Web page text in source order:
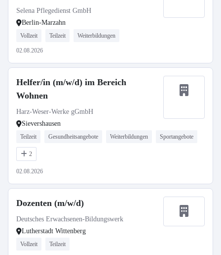
Selena Pflegedienst GmbH
Berlin-Marzahn
Vollzeit Teilzeit Weiterbildungen
02.08.2026
Helfer/in (m/w/d) im Bereich
Wohnen
Harz-Weser-Werke gGmbH
Sievershausen
Teilzeit Gesundheitsangebote Weiterbildungen Sportangebote
2
02.08.2026
Dozenten (m/w/d)
Deutsches Erwachsenen-Bildungswerk
Lutherstadt Wittenberg
Vollzeit Teilzeit